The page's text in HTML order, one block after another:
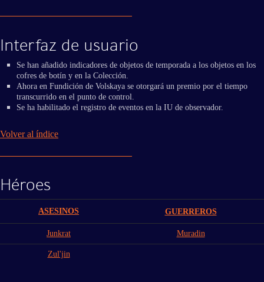
Interfaz de usuario
Se han añadido indicadores de objetos de temporada a los objetos en los
cofres de botín y en la Colección.
Ahora en Fundición de Volskaya se otorgará un premio por el tiempo
transcurrido en el punto de control.
Se ha habilitado el registro de eventos en la IU de observador.
Volver al índice
Héroes
ASESINOS GUERREROS
Junkrat Muradin
Zul'jin